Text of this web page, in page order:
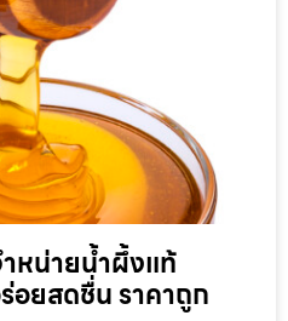
หน่ายน้ำผึ้งแท้
อยสดชื่น ราคาถูก